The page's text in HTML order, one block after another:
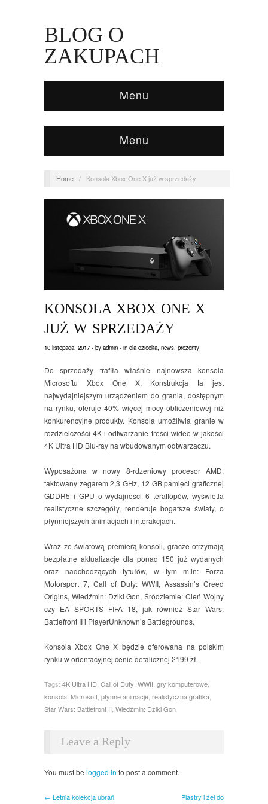
BLOG O
ZAKUPACH
Menu
Menu
Home / Konsola Xbox One X już w sprzedaży
KONSOLA XBOX ONE X
JUŻ W SPRZEDAŻY
10 listopada, 2017 · by admin · in dla dziecka news prezenty
Do sprzedaży trafiła właśnie najnowsza konsola
Microsoftu Xbox One X. Konstrukcja ta jest
najwydajniejszym urządzeniem do grania, dostępnym
na rynku, oferuje 40% więcej mocy obliczeniowej niż
konkurencyjne produkty. Konsola umożliwia granie w
rozdzielczości 4K i odtwarzanie treści wideo w jakości
4K Ultra HD Blu-ray na wbudowanym odtwarzaczu.
Wyposażona w nowy 8-rdzeniowy procesor AMD,
taktowany zegarem 2,3 GHz, 12 GB pamięci graficznej
GDDR5 i GPU o wydajności 6 teraflopów, wyświetla
realistyczne szczegóły, renderuje bogatsze światy, o
płynniejszych animacjach i interakcjach.
Wraz ze światową premierą konsoli, gracze otrzymają
bezpłatne aktualizacje dla ponad 150 już wydanych
oraz nadchodzących tytułów, w tym m.in: Forza
Motorsport 7, Call of Duty: WWII, Assassin’s Creed
Origins, Wiedźmin: Dziki Gon, Śródziemie: Cień Wojny
czy EA SPORTS FIFA 18, jak również Star Wars:
Battlefront II i PlayerUnknown’s Battlegrounds.
Konsola Xbox One X będzie oferowana na polskim
rynku w orientacyjnej cenie detalicznej 2199 zł.
Tags: 4K Ultra HD Call of Duty: WWII gry komputerowe
konsola Microsoft płynne animacje realistyczna grafika
Star Wars: Battlefront II Wiedźmin: Dziki Gon
Leave a Reply
You must be logged in to post a comment.
← Letnia kolekcja ubrań Plastry i żel do